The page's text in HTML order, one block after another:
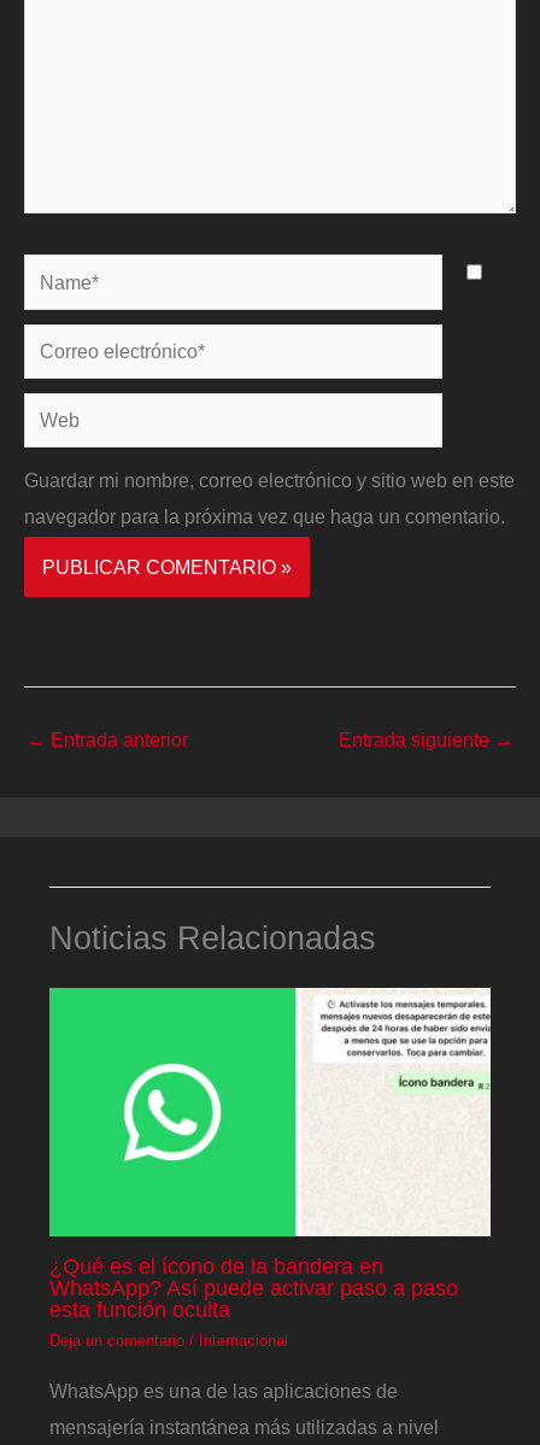
Name*
Correo
electrónico*
Web
Guardar mi nombre, correo electrónico y sitio web en este
navegador para la próxima vez que haga un comentario.
← Entrada anterior Entrada siguiente →
Noticias Relacionadas
¿Qué es el ícono de la bandera en
WhatsApp? Así puede activar paso a paso
esta función oculta
Deja un comentario / Internacional
WhatsApp es una de las aplicaciones de
mensajería instantánea más utilizadas a nivel